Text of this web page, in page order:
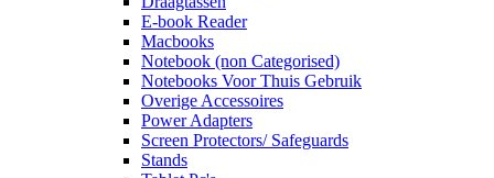
E-book Reader
Macbooks
Notebook (non Categorised)
Notebooks Voor Thuis Gebruik
Overige Accessoires
Power Adapters
Screen Protectors/ Safeguards
Stands